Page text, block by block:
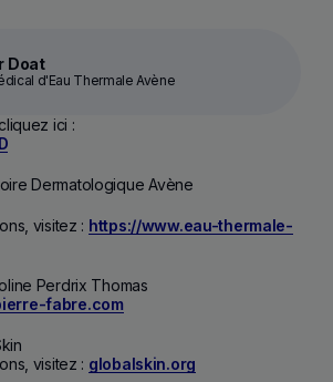
Doat
d'Eau Thermale Avène
ici :
Dermatologique Avène
visitez : https://www.eau-thermale-
Perdrix Thomas
fabre.com
visitez : globalskin.org